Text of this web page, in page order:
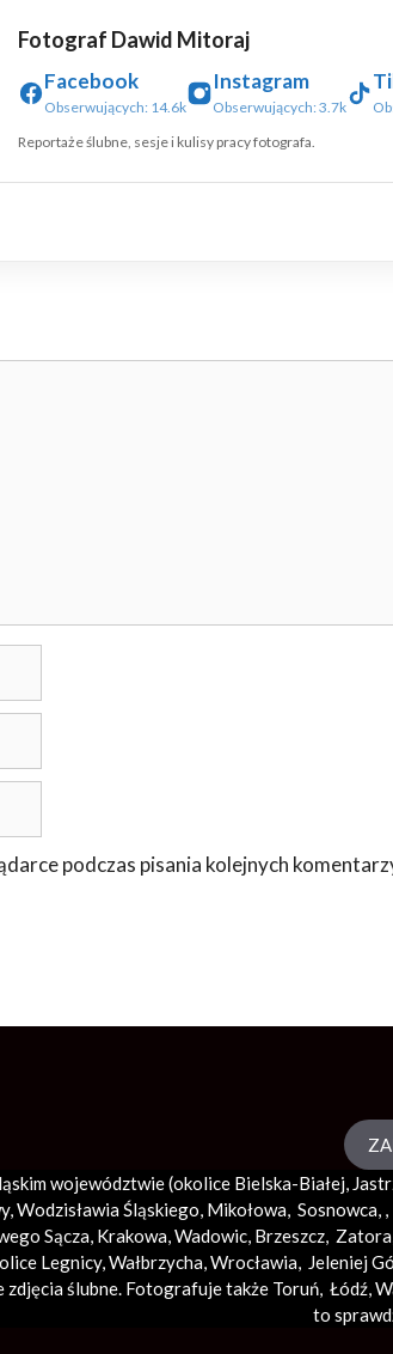
Fotograf Dawid Mitoraj
Facebook
Obserwujących: 14.6k
Instagram
Obserwujących: 3.7k
Reportaże ślubne, sesje i kulisy pracy fotografa.
podczas pisania kolejnych
województwie (okolice Bielska-Białej,
Wodzisławia Śląskiego, Mikołowa,
Sącza, Krakowa,Wadowic, Brzeszcz,
Legnicy, Wałbrzycha,Wrocławia, Jeleniej
zdjęcia ślubne. Fotografuje także Toruń, Łódź,
to